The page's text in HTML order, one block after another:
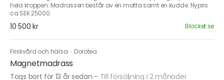
hela kroppen. Madrassen består av en matta samt en kudde. Nypris
ca SEK 25000.
10 500 kr Blocket.se
Friskvård och hälsa · Dorotea
Magnetmadrass
Togs bort för 13 år sedan - Till försäljning i 2 månader